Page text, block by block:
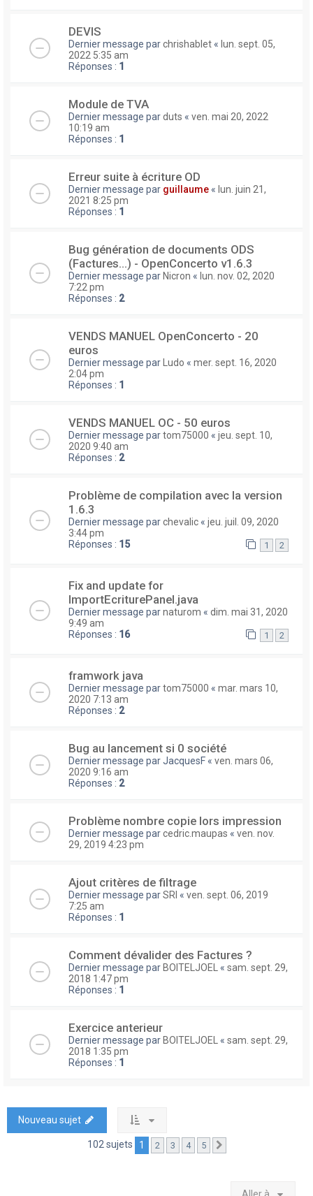
DEVIS
Dernier message parchrishablet « lun. sept. 05,
2022 5:35 am
Réponses : 1
Module de TVA
Dernier message parduts « ven. mai 20, 2022
10:19 am
Réponses : 1
Erreur suite à écriture OD
Dernier message par guillaume « lun. juin 21,
2021 8:25 pm
Réponses : 1
Bug génération de documents ODS
(Factures...) - OpenConcerto v1.6.3
Dernier message parNicron « lun. nov. 02, 2020
7:22 pm
Réponses : 2
VENDS MANUEL OpenConcerto - 20
euros
Dernier message parLudo « mer. sept. 16, 2020
2:04 pm
Réponses : 1
VENDS MANUEL OC - 50 euros
Dernier message partom75000 « jeu. sept. 10,
2020 9:40 am
Réponses : 2
Problème de compilation avec la version
1.6.3
Dernier message parchevalic « jeu. juil. 09, 2020
3:44 pm
Réponses : 15 1 2
Fix and update for
ImportEcriturePanel.java
Dernier message parnaturom « dim. mai 31, 2020
9:49 am
Réponses : 16 1 2
framwork java
Dernier message partom75000 « mar. mars 10,
2020 7:13 am
Réponses : 2
Bug au lancement si 0 société
Dernier message parJacquesF « ven. mars 06,
2020 9:16 am
Réponses : 2
Problème nombre copie lors impression
Dernier message parcedric.maupas « ven. nov.
29, 2019 4:23 pm
Ajout critères de filtrage
Dernier message parSRI « ven. sept. 06, 2019
7:25 am
Réponses : 1
Comment dévalider des Factures ?
Dernier message par BOITELJOEL « sam. sept. 29,
2018 1:47 pm
Réponses : 1
Exercice anterieur
Dernier message par BOITELJOEL « sam. sept. 29,
2018 1:35 pm
Réponses : 1
Nouveau sujet
102 sujets 1 2 3 4 5